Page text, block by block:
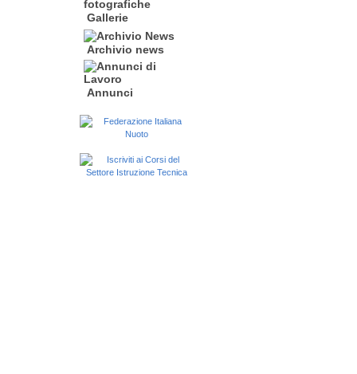
Gallerie
Archivio news
Annunci